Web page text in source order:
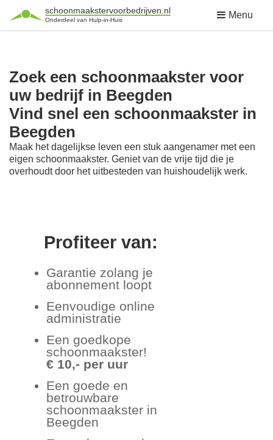
schoonmaakstervoorbedrijven.nl
Onderdeel van Hulp-in-Huis Menu
Zoek een schoonmaakster voor
uw bedrijf in Beegden
Vind snel een schoonmaakster in
Beegden
Maak het dagelijkse leven een stuk aangenamer met een
eigen schoonmaakster. Geniet van de vrije tijd die je
overhoudt door het uitbesteden van huishoudelijk werk.
Profiteer van:
Garantie zolang je
abonnement loopt
Eenvoudige online
administratie
Een goedkope
schoonmaakster!
€ 10,- per uur
Een goede en
betrouwbare
schoonmaakster in
Beegden